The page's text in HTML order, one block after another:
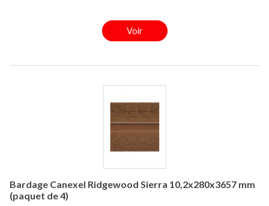
Voir
Bardage Canexel Ridgewood Sierra 10,2x280x3657 mm
(paquet de 4)